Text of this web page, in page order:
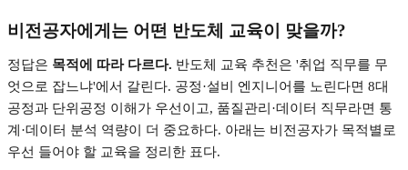
비전공자에게는 어떤 반도체 교육이 맞을까?
정답은 목적에 따라 다르다. 반도체 교육 추천은 '취업 직무를 무
엇으로 잡느냐'에서 갈린다. 공정·설비 엔지니어를 노린다면 8대
공정과 단위공정 이해가 우선이고, 품질관리 ·데이터 직무라면 통
계 ·데이터 분석 역량이 더 중요하다. 아래는 비전공자가 목적별로
우선 들어야 할 교육을 정리한 표다.